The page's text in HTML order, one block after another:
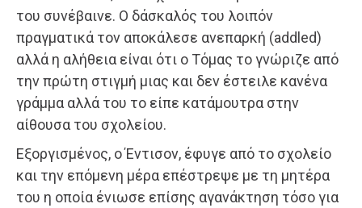
του συνέβαινε. Ο δάσκαλός του λοιπόν
πραγματικά τον αποκάλεσε ανεπαρκή (addled)
αλλά η αλήθεια είναι ότι ο Τόμας το γνώριζε από
την πρώτη στιγμή μιας και δεν έστειλε κανένα
γράμμα αλλά του το είπε κατάμουτρα στην
αίθουσα του σχολείου.
Εξοργισμένος, ο Έντισον, έφυγε από το σχολείο
και την επόμενη μέρα επέστρεψε με τη μητέρα
του η οποία ένιωσε επίσης αγανάκτηση τόσο για